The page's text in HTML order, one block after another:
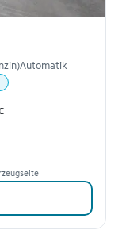
Automatik